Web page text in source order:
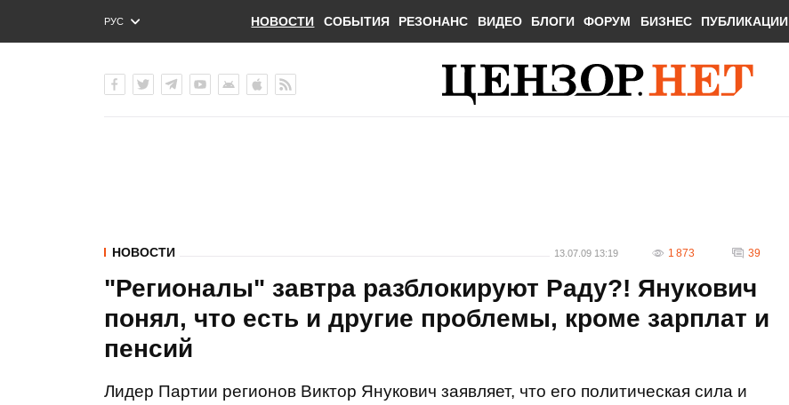
РУС
ENG
НОВОСТИ СОБЫТИЯ РЕЗОНАНС ВИДЕО БЛОГИ ФОРУМ БИЗНЕС ПУБЛИКАЦИИ
НОВОСТИ 13.07.09 13:19 1 873 39
"Регионалы" завтра разблокируют Раду?! Янукович
понял, что есть и другие проблемы, кроме зарплат и
пенсий
Лидер Партии регионов Виктор Янукович заявляет, что его политическая сила и